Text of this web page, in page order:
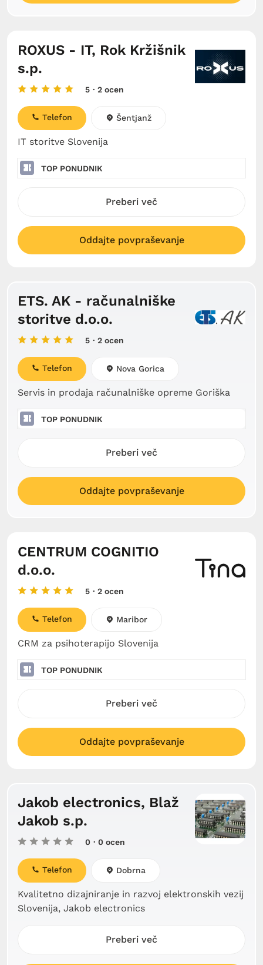
ROXUS - IT, Rok Kržišnik
s.p.
5 · 2 ocen
IT storitve Slovenija
Telefon Šentjanž
TOP PONUDNIK
Preberi več
Oddajte povpraševanje
ETS. AK - računalniške
storitve d.o.o.
5 · 2 ocen
Servis in prodaja računalniške opreme Goriška
Telefon Nova Gorica
TOP PONUDNIK
Preberi več
Oddajte povpraševanje
CENTRUM COGNITIO
d.o.o.
5 · 2 ocen
CRM za psihoterapijo Slovenija
Telefon Maribor
TOP PONUDNIK
Preberi več
Oddajte povpraševanje
Jakob electronics, Blaž
Jakob s.p.
0 · 0 ocen
Kvalitetno dizajniranje in razvoj elektronskih vezij
Slovenija, Jakob electronics
Telefon Dobrna
Preberi več